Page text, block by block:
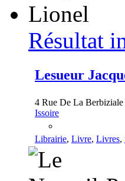
Résultat
Lesueur
4 Rue De La Berbiziale
Issoire
Librairie, Livre, Livres,